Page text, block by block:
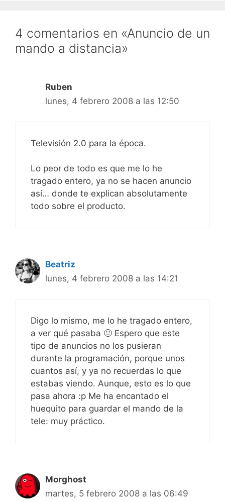
4 comentarios en «Anuncio de un
mando a distancia»
Ruben
lunes, 4 febrero 2008 a las 12:50
Televisión 2.0 para la época.
Lo peor de todo es que me lo he
tragado entero, ya no se hacen anuncio
así… donde te explican absolutamente
todo sobre el producto.
Beatriz
lunes, 4 febrero 2008 a las 14:21
Digo lo mismo, me lo he tragado entero,
a ver qué pasaba 🙂 Espero que este
tipo de anuncios no los pusieran
durante la programación, porque unos
cuantos así, y ya no recuerdas lo que
estabas viendo. Aunque, esto es lo que
pasa ahora :p Me ha encantado el
huequito para guardar el mando de la
tele: muy práctico.
Morghost
martes, 5 febrero 2008 a las 06:49